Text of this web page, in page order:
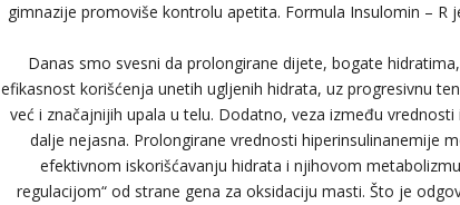
gimnazije promoviše kontrolu apetita. Formula Insulomin – R
Danas smo svesni da prolongirane dijete, bogate
efikasnost korišćenja unetih ugljenih hidrata, uz progresivnu
već i značajnijih upala u telu. Dodatno, veza između
dalje nejasna. Prolongirane vrednosti hiperinsulinanemije
efektivnom iskorišćavanju hidrata i njihovom
regulacijom“ od strane gena za oksidaciju masti. Što je